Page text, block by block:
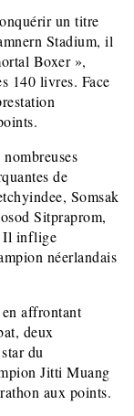
un titre
Stadium, il
Boxer »,
140 livres. Face
de
Somsak
Sitpraprom,
Il inflige
néerlandais
affrontant
deux
du
Jitti Muang
aux points.